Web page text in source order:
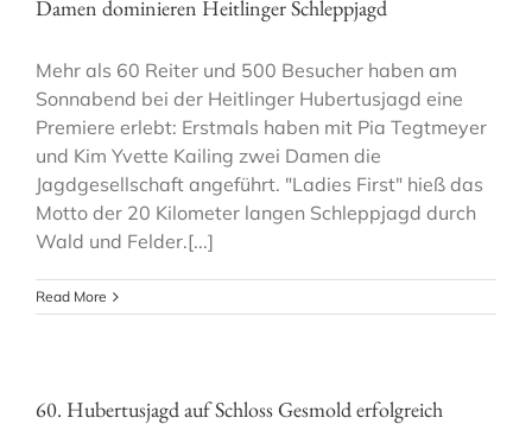
Damen dominieren Heitlinger Schleppjagd
Mehr als 60 Reiter und 500 Besucher haben am
Sonnabend bei der Heitlinger Hubertusjagd eine
Premiere erlebt: Erstmals haben mit Pia Tegtmeyer
und Kim Yvette Kailing zwei Damen die
Jagdgesellschaft angeführt. "Ladies First" hieß das
Motto der 20 Kilometer langen Schleppjagd durch
Wald und Felder.[...]
Read More
60. Hubertusjagd auf Schloss Gesmold erfolgreich